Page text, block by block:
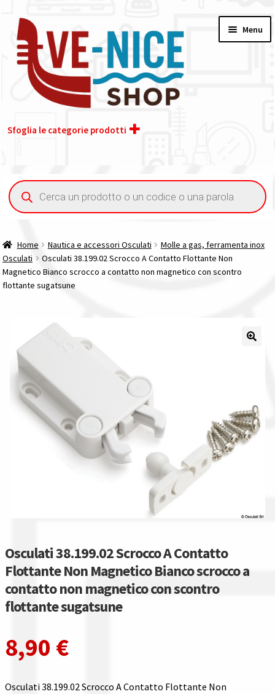
alla
navigazione
contenuto
Menu
Sfoglia le categorie prodotti
Acquisto iva 4% (agevolata)
Contatti
La nostra azienda
Condizioni generali
Acquisti in rete pubblica amministrazione
Assicurazione integrativa Garanzia3
Bonus fiscali 2025
Gestione resi
Guida all’utilizzo del sito
Privacy policy
Confronta
Ricerca
prodotti
Home Nautica e accessori Osculati
Molle a gas, ferramenta inox
Osculati
Osculati 38.199.02 Scrocco A Contatto Flottante Non
Magnetico Bianco scrocco a contatto non magnetico con scontro
flottante sugatsune
Osculati 38.199.02 Scrocco A Contatto
Flottante Non Magnetico Bianco scrocco a
contatto non magnetico con scontro
flottante sugatsune
8,90 €
Osculati 38.199.02 Scrocco A Contatto Flottante Non